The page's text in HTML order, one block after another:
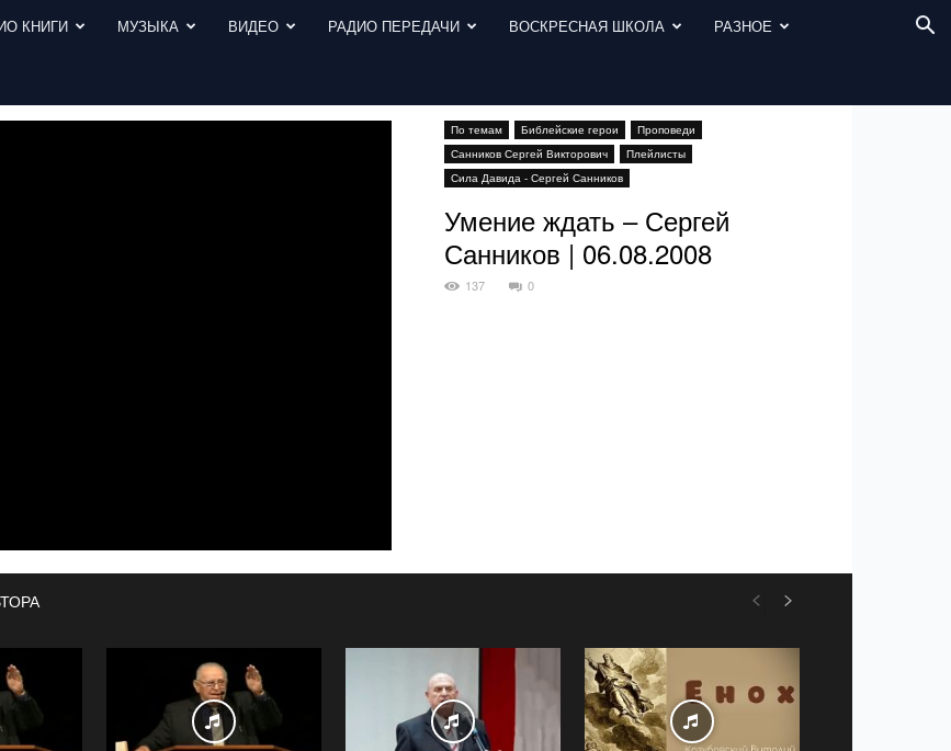
КНИГИ МУЗЫКА ВИДЕО РАДИО ПЕРЕДАЧИ ВОСКРЕСНАЯ ШКОЛА РАЗНОЕ
По темам Библейские герои
Проповеди
Санников Сергей Викторович
Плейлисты
Сила Давида - Сергей Санников
Умение ждать – Сергей
Санников | 06.08.2008
137 0